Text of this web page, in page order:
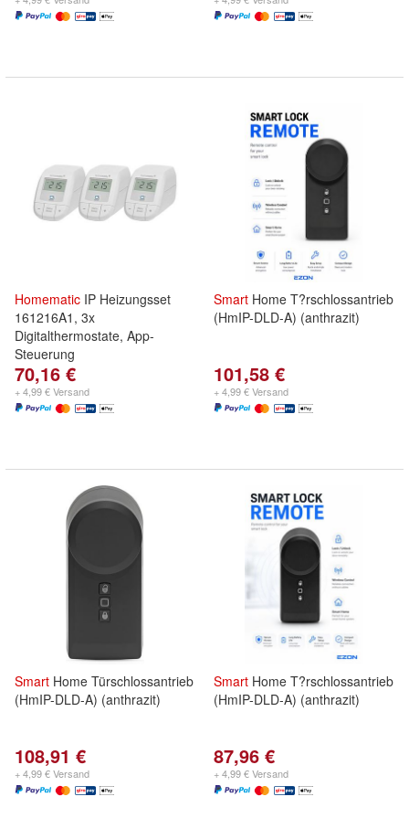
Homematic IP Heizungsset
161216A1, 3x
Digitalthermostate, App-
Steuerung
70,16 €
+ 4,99 € Versand
Smart Home T?rschlossantrieb
(HmIP-DLD-A) (anthrazit)
101,58 €
+ 4,99 € Versand
Smart Home Türschlossantrieb
(HmIP-DLD-A) (anthrazit)
108,91 €
+ 4,99 € Versand
Smart Home T?rschlossantrieb
(HmIP-DLD-A) (anthrazit)
87,96 €
+ 4,99 € Versand